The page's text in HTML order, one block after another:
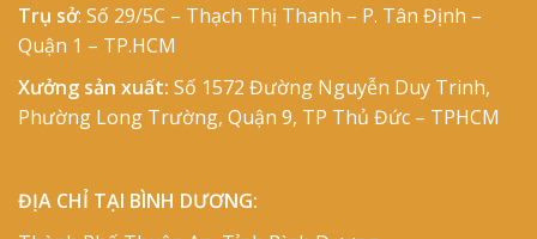
Trụ sở: Số 29/5C – Thạch Thị Thanh – P. Tân Định –
Quận 1 – TP.HCM
Xưởng sản xuất: Số 1572 Đường Nguyễn Duy Trinh,
Phường Long Trường, Quận 9, TP Thủ Đức – TPHCM
ĐỊA CHỈ TẠI BÌNH DƯƠNG: